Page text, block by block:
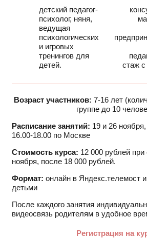
детский педагог-
психолог, няня,
ведущая
психологических
и игровых
тренингов для
детей.
стаж
Возраст участников: 7-16 лет
группе до 10
Расписание занятий: 19 и 26
16.00-18.00 по Москве
Стоимость курса: 12 000 рублей при
ноября, после 18 000 рублей.
Формат: онлайн в Яндекс.телемост
детьми
После каждого занятия
видеосвязь родителям в удобное
Регистрация на